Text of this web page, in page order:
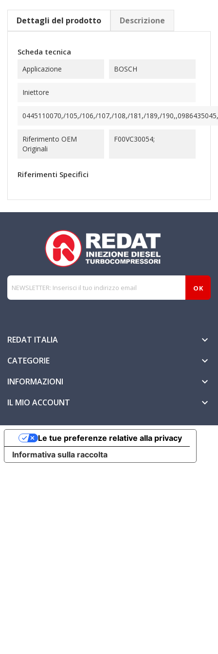
Dettagli del prodotto Descrizione
Scheda tecnica
Applicazione BOSCH
Iniettore
0445110070,/105,/106,/107,/108,/181,/189,/
Riferimento OEM
Originali
F00VC30054;
Riferimenti Specifici
REDAT ITALIA 
CATEGORIE 
INFORMAZIONI 
IL MIO ACCOUNT 
Informativa sulla raccolta
Le tue preferenze relative alla privacy